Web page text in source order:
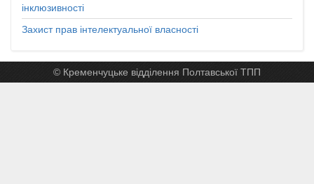
інклюзивності
Захист прав інтелектуальної власності
© Кременчуцьке відділення Полтавської ТПП